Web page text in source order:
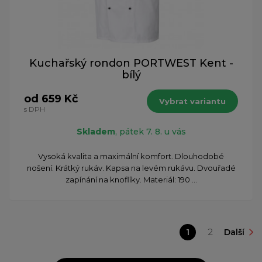
Kuchařský rondon PORTWEST Kent -
bílý
od 659 Kč
s DPH
Vybrat variantu
Skladem, pátek 7. 8. u vás
Vysoká kvalita a maximální komfort. Dlouhodobé
nošení. Krátký rukáv. Kapsa na levém rukávu. Dvouřadé
zapínání na knoflíky. Materiál: 190 ...
1 2 Další